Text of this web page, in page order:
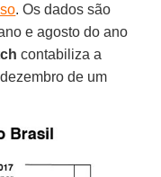
. Os dados são
e agosto do ano
contabiliza a
de um